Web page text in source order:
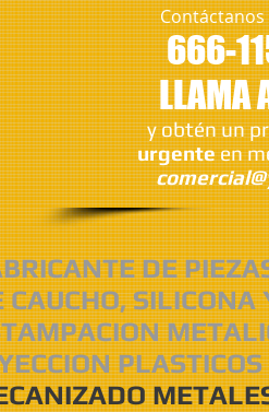
666-
LLAMA
y obtén un
urgenteen
DE
CAUCHO, SILICONA
PLASTICOS